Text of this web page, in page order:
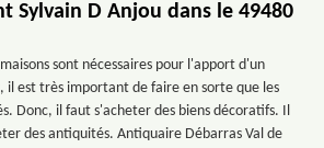
Sylvain D Anjou dans le 49480
sont nécessaires pour l'apport d'un
il est très important de faire en sorte que les
Donc, il faut s'acheter des biens décoratifs. Il
des antiquités. Antiquaire Débarras Val de